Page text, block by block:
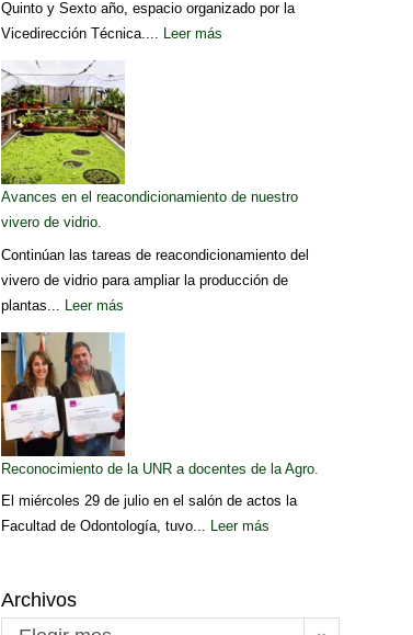
Quinto y Sexto año, espacio organizado por la
Vicedirección Técnica.... Leer más
Avances en el reacondicionamiento de nuestro
vivero de vidrio.
Continúan las tareas de reacondicionamiento del
vivero de vidrio para ampliar la producción de
plantas...
Leer más
Reconocimiento de la UNR a docentes de la Agro.
El miércoles 29 de julio en el salón de actos la
Facultad de Odontología, tuvo... Leer más
Archivos